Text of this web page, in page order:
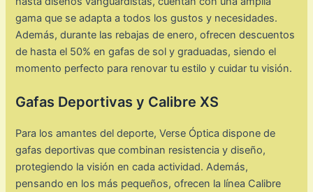
gama que se adapta a todos los gustos y necesidades.
Además, durante las rebajas de enero, ofrecen descuentos
de hasta el 50% en gafas de sol y graduadas, siendo el
momento perfecto para renovar tu estilo y cuidar tu visión. ​
Gafas Deportivas y Calibre XS
Para los amantes del deporte, Verse Óptica dispone de
gafas deportivas que combinan resistencia y diseño,
protegiendo la visión en cada actividad. Además,
pensando en los más pequeños, ofrecen la línea Calibre